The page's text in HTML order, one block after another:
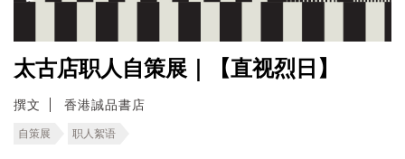
太古店职人自策展｜【直视烈日】
撰文 香港誠品書店
自策展 职人絮语